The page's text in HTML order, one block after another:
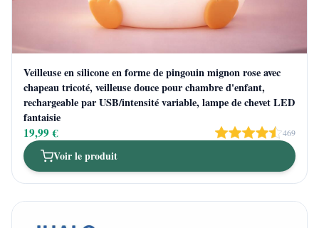
Veilleuse en silicone en forme de pingouin mignon rose avec
chapeau tricoté, veilleuse douce pour chambre d'enfant,
rechargeable par USB/intensité variable, lampe de chevet LED
fantaisie
19,99 € 469
Voir le produit